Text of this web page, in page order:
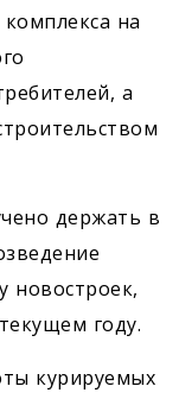
на
а
держать в
новостроек,
году.
курируемых